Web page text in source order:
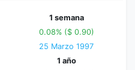
1 semana
0.08% ($ 0.90)
25 Marzo 1997
1 año